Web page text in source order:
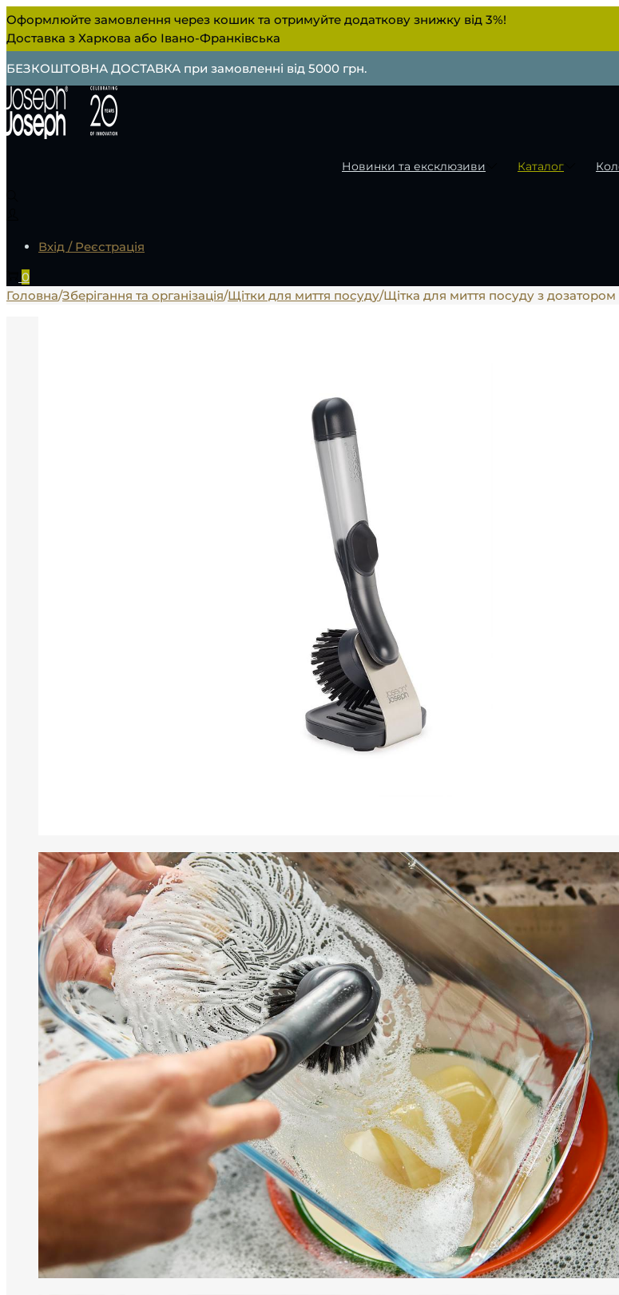
Оформлюйте замовлення через кошик та отримуйте додаткову знижку від 3%!
Доставка з Харкова або Івано-Франківська
БЕЗКОШТОВНА ДОСТАВКА при замовленні від 5000 грн.
Новинки та ексклюзиви Каталог
Вхід / Реєстрація
0
Головна/Зберігання та організація/Щітки для миття посуду/Щітка для миття посуду з